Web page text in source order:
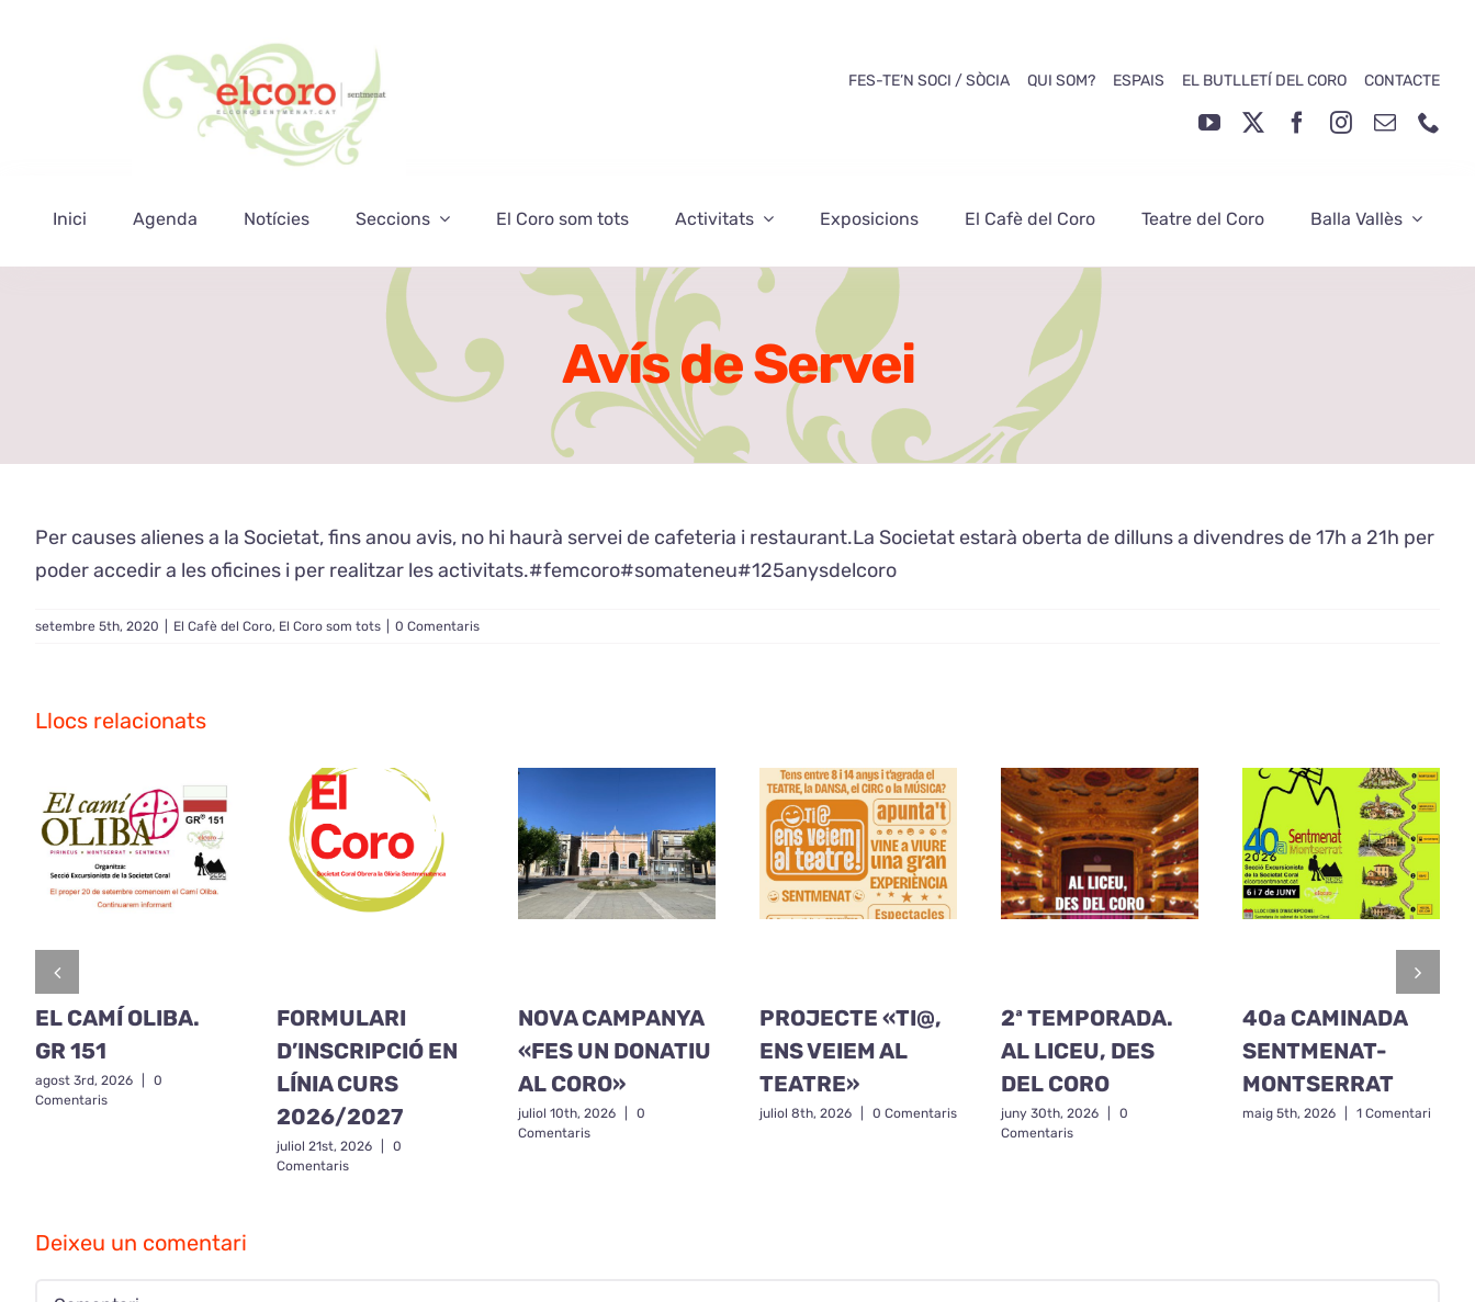
FES-TE’N SOCI / SÒCIA QUI SOM? ESPAIS EL BUTLLETÍ DEL CORO CONTACTE
Inici Agenda Notícies Seccions El Coro som tots Activitats Exposicions El Cafè del Coro Teatre del Coro Balla Vallès
Avís de Servei
Per causes alienes a la Societat, fins anou avis, no hi haurà servei de cafeteria i restaurant.La Societat estarà oberta de dilluns a divendres de 17h a 21h per
poder accedir a les oficines i per realitzar les activitats.#femcoro#somateneu#125anysdelcoro
setembre 5th, 2020 El Cafè del Coro, El Coro som tots 0 Comentaris
Llocs relacionats
EL CAMÍ OLIBA.
GR 151
agost 3rd, 2026
0
Comentaris
FORMULARI
D’INSCRIPCIÓ EN
LÍNIA CURS
2026/2027
juliol 21st, 2026
0
Comentaris
NOVA CAMPANYA
«FES UN DONATIU
AL CORO»
juliol 10th, 2026
0
Comentaris
PROJECTE «TI@,
ENS VEIEM AL
TEATRE»
juliol 8th, 2026 0 Comentaris
2ª TEMPORADA.
AL LICEU, DES
DEL CORO
juny 30th, 2026
0
Comentaris
40a CAMINADA
SENTMENAT-
MONTSERRAT
maig 5th, 2026 1 Comentari
Deixeu un comentari
Comment